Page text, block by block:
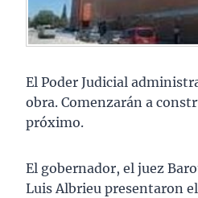
El Poder Judicial
obra. Comenzarán a
próximo.
El gobernador, el juez
Luis Albrieu presentaron